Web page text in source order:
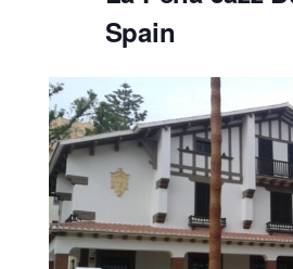
Spain